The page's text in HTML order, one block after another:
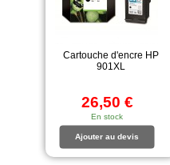
Cartouche d'encre HP
901XL
26,50 €
En stock
Ajouter au devis